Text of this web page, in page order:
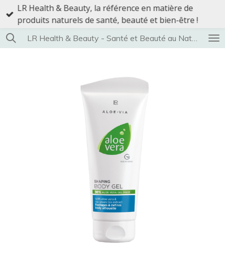
Passer
contenu
principal
LR Health & Beauty - Santé et Beauté au Naturel
LR Health & Beauty, la référence en matière de
produits naturels de santé, beauté et bien-être !